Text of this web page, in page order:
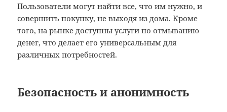
Пользователи могут найти все, что им нужно, и
совершить покупку, не выходя из дома. Кроме
того, на рынке доступны услуги по отмыванию
денег, что делает его универсальным для
различных потребностей.
Безопасность и анонимность